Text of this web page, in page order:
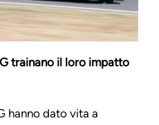
trainano il loro impatto
hanno dato vita a